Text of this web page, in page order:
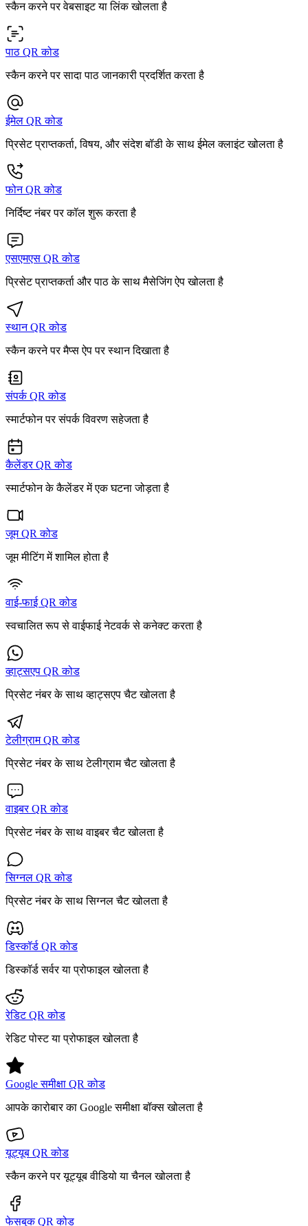
स्कैन करने पर वेबसाइट या लिंक खोलता है
पाठ QR कोड
स्कैन करने पर सादा पाठ जानकारी प्रदर्शित करता है
ईमेल QR कोड
प्रिसेट प्राप्तकर्ता, विषय, और संदेश बॉडी के साथ ईमेल क्लाइंट खोलता है
फोन QR कोड
निर्दिष्ट नंबर पर कॉल शुरू करता है
एसएमएस QR कोड
प्रिसेट प्राप्तकर्ता और पाठ के साथ मैसेजिंग ऐप खोलता है
स्थान QR कोड
स्कैन करने पर मैप्स ऐप पर स्थान दिखाता है
संपर्क QR कोड
स्मार्टफोन पर संपर्क विवरण सहेजता है
कैलेंडर QR कोड
स्मार्टफोन के कैलेंडर में एक घटना जोड़ता है
जूम QR कोड
जूम मीटिंग में शामिल होता है
वाई-फाई QR कोड
स्वचालित रूप से वाईफाई नेटवर्क से कनेक्ट करता है
व्हाट्सएप QR कोड
प्रिसेट नंबर के साथ व्हाट्सएप चैट खोलता है
टेलीग्राम QR कोड
प्रिसेट नंबर के साथ टेलीग्राम चैट खोलता है
वाइबर QR कोड
प्रिसेट नंबर के साथ वाइबर चैट खोलता है
सिग्नल QR कोड
प्रिसेट नंबर के साथ सिग्नल चैट खोलता है
डिस्कॉर्ड QR कोड
डिस्कॉर्ड सर्वर या प्रोफाइल खोलता है
रेडिट QR कोड
रेडिट पोस्ट या प्रोफाइल खोलता है
Google समीक्षा QR कोड
आपके कारोबार का Google समीक्षा बॉक्स खोलता है
यूट्यूब QR कोड
स्कैन करने पर यूट्यूब वीडियो या चैनल खोलता है
फेसबुक QR कोड